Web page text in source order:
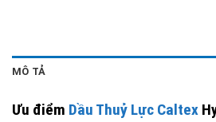
MÔ TẢ
Ưu điểm Dầu Thuỷ Lực Caltex